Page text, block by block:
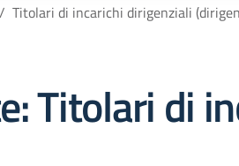
Titolari di incarichi dirigenziali
Titolari di